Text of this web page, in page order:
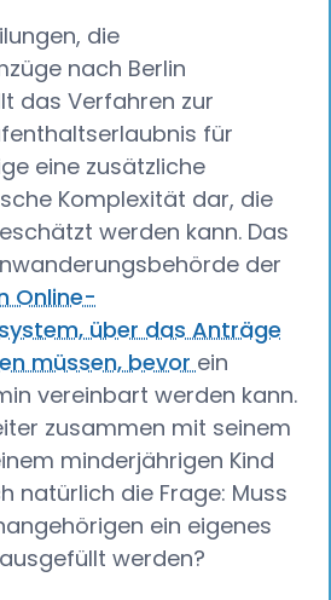
die
nach Berlin
das Verfahren zur
für
eine zusätzliche
Komplexität dar, die
werden kann. Das
der
Online-
über das Anträge
müssen, bevor ein
vereinbart werden kann.
zusammen mit seinem
minderjährigen Kind
natürlich die Frage: Muss
ein eigenes
werden?